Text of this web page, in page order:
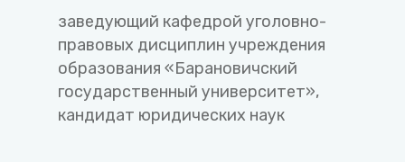
заведующий кафедрой уголовно-
правовых дисциплин учреждения
образования «Барановичский
государственный университет»,
кандидат юридических наук